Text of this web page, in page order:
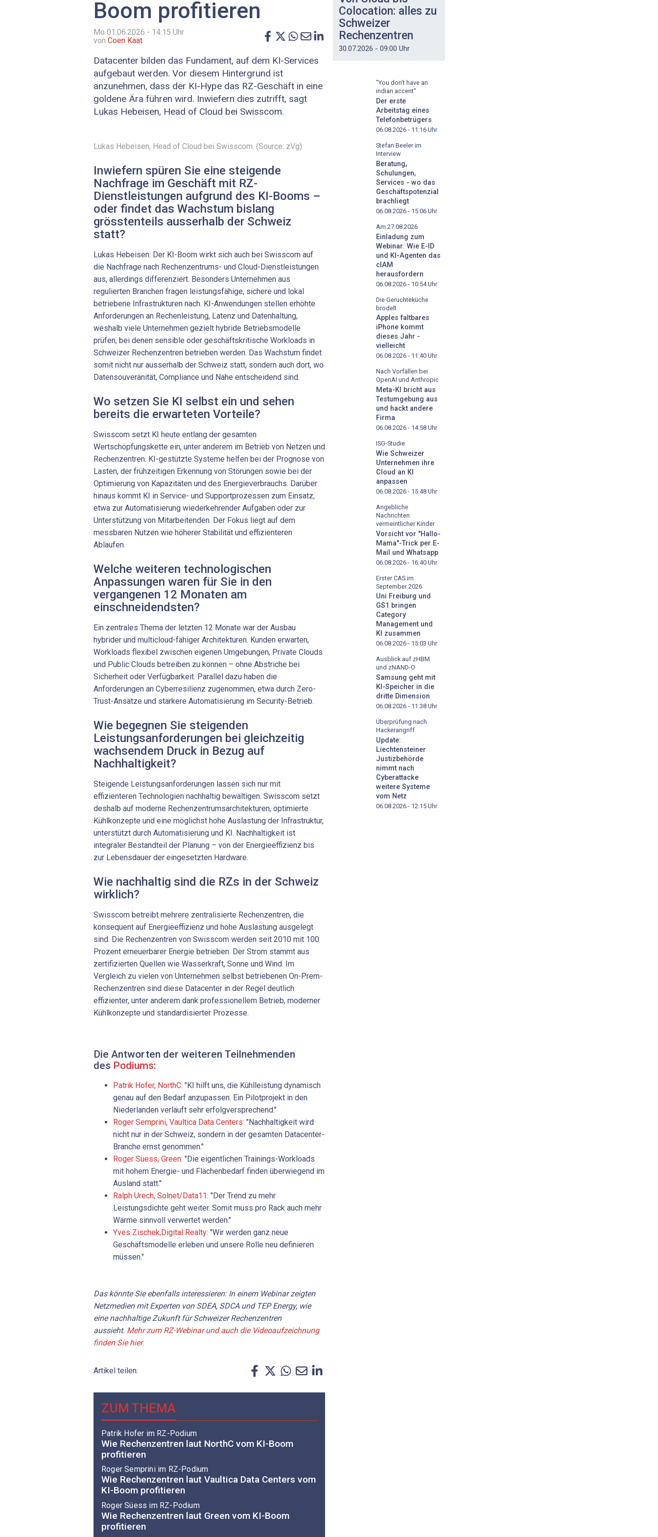
Boom profitieren
Mo 01.06.2026 - 14:15 Uhr
von Coen Kaat
Datacenter bilden das Fundament, auf dem KI-Services
aufgebaut werden. Vor diesem Hintergrund ist
anzunehmen, dass der KI-Hype das RZ-Geschäft in eine
goldene Ära führen wird. Inwiefern dies zutrifft, sagt
Lukas ­Hebeisen, Head of Cloud bei ­Swisscom.
Lukas ­Hebeisen, Head of Cloud bei ­Swisscom. (Source: zVg)
Inwiefern spüren Sie eine steigende
Nachfrage im Geschäft mit RZ-
Dienstleistungen aufgrund des KI-Booms –
oder findet das Wachstum bislang
grösstenteils ausserhalb der Schweiz
statt?
Lukas Hebeisen: Der KI-Boom wirkt sich auch bei Swisscom auf
die Nachfrage nach Rechenzentrums- und Cloud-Dienstleistungen
aus, allerdings differenziert. Besonders Unternehmen aus
regulierten Branchen fragen leistungsfähige, sichere und lokal
betriebene Infrastrukturen nach. KI-Anwendungen stellen erhöhte
Anforderungen an Rechenleistung, Latenz und Datenhaltung,
weshalb viele Unternehmen gezielt hybride Betriebsmodelle
prüfen, bei denen sensible oder geschäftskritische Work­loads in
Schweizer Rechenzentren betrieben werden. Das Wachstum findet
somit nicht nur ausserhalb der Schweiz statt, sondern auch dort, wo
Datensouveränität, Compliance und Nähe entscheidend sind.
Wo setzen Sie KI selbst ein und sehen
bereits die erwarteten Vorteile?
Swisscom setzt KI heute entlang der gesamten
Wertschöpfungskette ein, unter anderem im Betrieb von Netzen und
Rechenzentren. KI-gestützte Systeme helfen bei der Prognose von
Lasten, der frühzeitigen Erkennung von Störungen sowie bei der
Optimierung von Kapazitäten und des Energieverbrauchs. Darüber
hinaus kommt KI in Service- und Supportprozessen zum Einsatz,
etwa zur Automatisierung wiederkehrender Aufgaben oder zur
Unterstützung von Mitarbeitenden. Der Fokus liegt auf dem
messbaren Nutzen wie höherer Stabilität und effizienteren
Abläufen.
Welche weiteren technologischen
Anpassungen waren für Sie in den
vergangenen 12 Monaten am
einschneidendsten?
Ein zentrales Thema der letzten 12 Monate war der Ausbau
hybrider und multicloud-fähiger Architekturen. Kunden erwarten,
Workloads flexibel zwischen eigenen Umgebungen, Private Clouds
und Public Clouds ­betreiben zu können – ohne Abstriche bei
Sicherheit oder Verfügbarkeit. Parallel dazu haben die
Anforderungen an Cyberresilienz zugenommen, etwa durch Zero-
Trust-Ansätze und stärkere Automatisierung im Security-Betrieb.
Wie begegnen Sie steigenden
Leistungsanforderungen bei gleichzeitig
wachsendem Druck in Bezug auf
Nachhaltigkeit?
Steigende Leistungsanforderungen lassen sich nur mit
effizienteren Technologien nachhaltig bewältigen. Swisscom setzt
deshalb auf moderne Rechenzentrumsarchitekturen, optimierte
Kühlkonzepte und eine möglichst hohe Auslastung der Infrastruktur,
unterstützt durch Automa­tisierung und KI. Nachhaltigkeit ist
integraler Bestandteil der Planung – von der Energieeffizienz bis
zur Lebensdauer der eingesetzten Hardware.
Wie nachhaltig sind die RZs in der Schweiz
wirklich?
Swisscom betreibt mehrere zentralisierte Rechenzentren, die
konsequent auf Energieeffizienz und hohe Auslastung ausgelegt
sind. Die Rechenzentren von Swisscom werden seit 2010 mit 100
Prozent erneuerbarer Energie betrieben. Der Strom stammt aus
zertifizierten Quellen wie Wasserkraft, Sonne und Wind. Im
Vergleich zu vielen von Unternehmen selbst betriebenen On-Prem-
Rechenzentren sind diese Datacenter in der Regel deutlich
effizienter, unter anderem dank professionellem Betrieb, moderner
Kühlkonzepte und standardisierter Prozesse.
Die Antworten der weiteren Teilnehmenden
des Podiums:
Patrik Hofer, NorthC: "KI hilft uns, die Kühlleistung dynamisch
genau auf den Bedarf anzupassen. Ein Pilotprojekt in den
Niederlanden verläuft sehr erfolgversprechend."
Roger Semprini, Vaultica Data Centers: "Nachhaltigkeit wird
nicht nur in der Schweiz, sondern in der gesamten Datacenter-
Branche ernst genommen."
Roger Süess, Green: "Die eigentlichen Trainings-Workloads
mit hohem Energie- und Flächenbedarf finden überwiegend im
Ausland statt."
Ralph Urech, Solnet/Data11: "Der Trend zu mehr
Leistungsdichte geht weiter. Somit muss pro Rack auch mehr
Wärme sinnvoll verwertet werden."
Yves Zischek,Digital Realty: "Wir werden ganz neue
Geschäftsmodelle erleben und unsere Rolle neu definieren
müssen."
Das könnte Sie ebenfalls interessieren: In einem Webinar zeigten
Netzmedien mit Experten von SDEA, SDCA und TEP Energy, wie
eine nachhaltige Zukunft für Schweizer Rechenzentren
aussieht. Mehr zum RZ-Webinar und auch die Videoaufzeichnung
finden Sie hier.
Artikel teilen:
ZUM THEMA
Patrik Hofer im RZ-Podium
Wie Rechenzentren laut NorthC vom KI-Boom
profitieren
Roger Semprini im RZ-Podium
Wie Rechenzentren laut Vaultica Data Centers vom
KI-Boom profitieren
Roger Süess im RZ-Podium
Wie Rechenzentren laut Green vom KI-Boom
profitieren
Colocation: alles zu
Schweizer
Rechenzentren
30.07.2026 - 09:00 Uhr
"You don't have an
indian accent"
Der erste
Arbeitstag eines
Telefonbetrügers
06.08.2026 - 11:16 Uhr
Stefan Beeler im
Interview
Beratung,
Schulungen,
Services - wo das
Geschäftspotenzial
brachliegt
06.08.2026 - 15:06 Uhr
Am 27.08.2026
Einladung zum
Webinar: Wie E-ID
und KI-Agenten das
cIAM
herausfordern
06.08.2026 - 10:54Uhr
Die Gerüchteküche
brodelt
Apples faltbares
iPhone kommt
dieses Jahr -
vielleicht
06.08.2026 - 11:40 Uhr
Nach Vorfällen bei
OpenAI und Anthropic
Meta-KI bricht aus
Testumgebung aus
und hackt andere
Firma
06.08.2026 - 14:58 Uhr
ISG-Studie
Wie Schweizer
Unternehmen ihre
Cloud an KI
anpassen
06.08.2026 - 15:48 Uhr
Angebliche
Nachrichten
vermeintlicher Kinder
Vorsicht vor "Hallo-
Mama"-Trick per E-
Mail und Whatsapp
06.08.2026 - 16:40 Uhr
Erster CAS im
September 2026
Uni Freiburg und
GS1 bringen
Category
Management und
KI zusammen
06.08.2026 - 15:03 Uhr
Ausblick auf zHBM
und zNAND-O
Samsung geht mit
KI-Speicher in die
dritte Dimension
06.08.2026 - 11:38 Uhr
Überprüfung nach
Hackerangriff
Update:
Liechtensteiner
Justizbehörde
nimmt nach
Cyberattacke
weitere Systeme
vom Netz
06.08.2026 - 12:15 Uhr